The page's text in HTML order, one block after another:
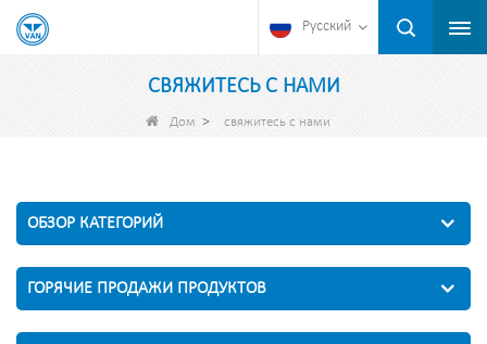
Русский
СВЯЖИТЕСЬ С НАМИ
Дом > свяжитесь с нами
ОБЗОР КАТЕГОРИЙ
ГОРЯЧИЕ ПРОДАЖИ ПРОДУКТОВ